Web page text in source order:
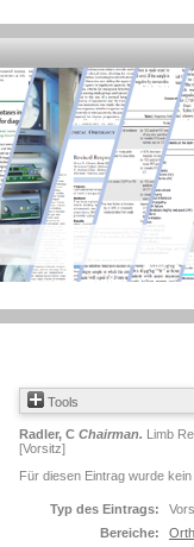
Tools
Radler, C Chairman. Limb
[Vorsitz]
Für diesen Eintrag wurde
Typ des Eintrags:
Bereiche: